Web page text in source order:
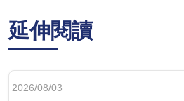
延伸閱讀
2026/08/03